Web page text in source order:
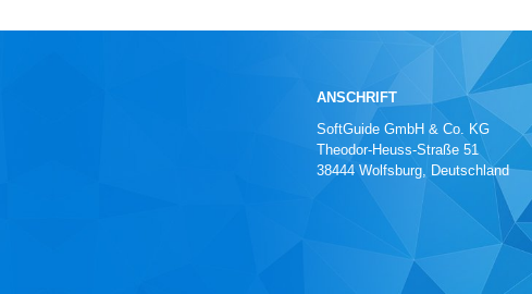
ANSCHRIFT
SoftGuide GmbH & Co. KG
Theodor-Heuss-Straße 51
38444 Wolfsburg, Deutschland